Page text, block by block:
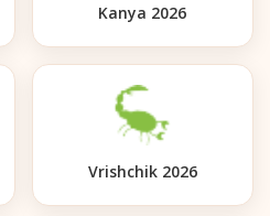
Kanya 2026
Vrishchik 2026